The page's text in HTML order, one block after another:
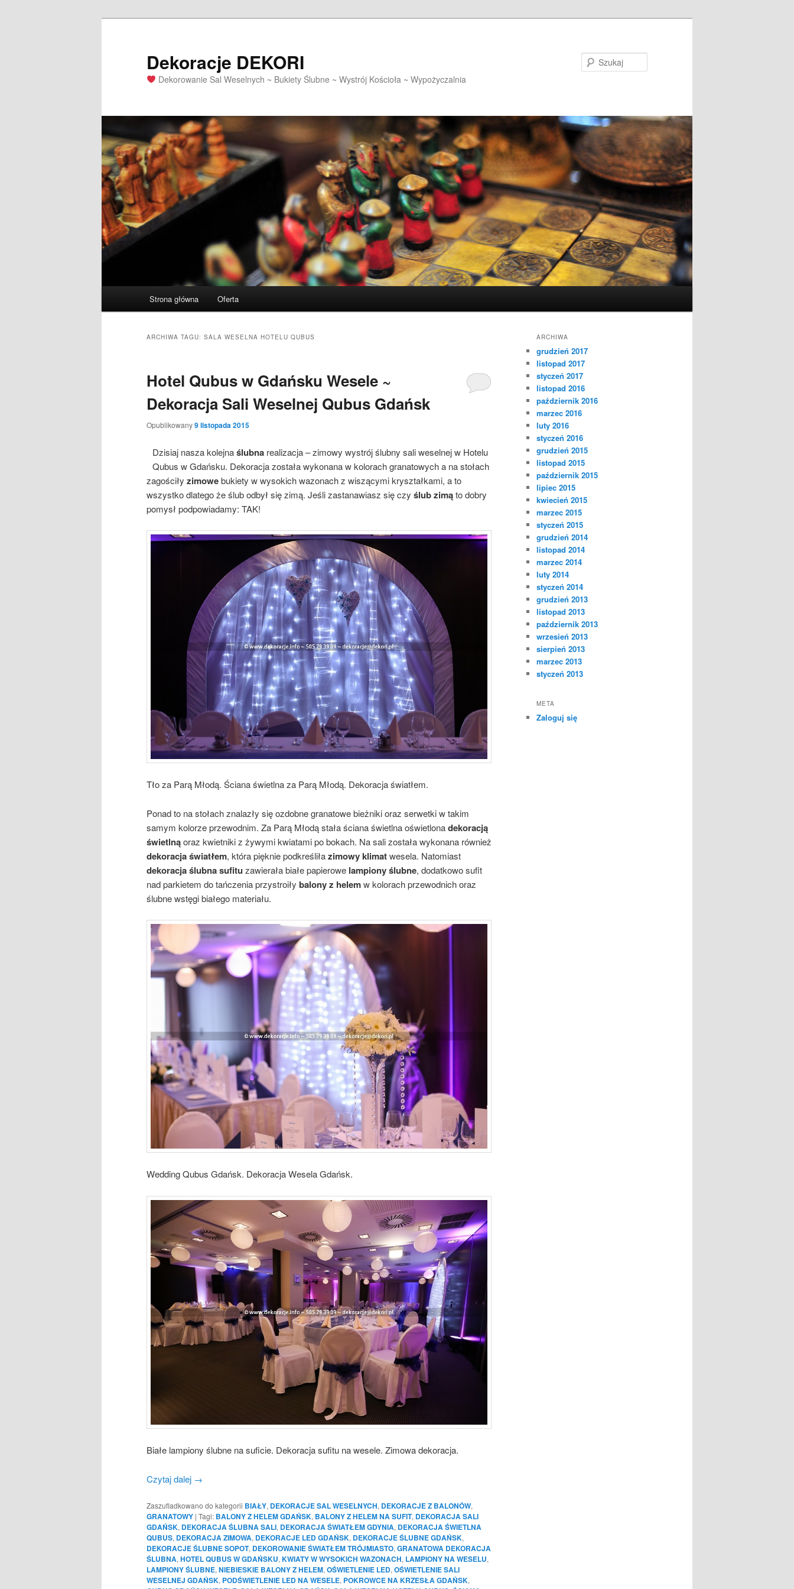
Dekoracje DEKORI
Dekorowanie Sal Weselnych ~ Bukiety Ślubne ~ Wystrój Kościoła ~ Wypożyczalnia
Przeskocz
Przeskocz
Strona główna Oferta
ARCHIWA TAGU: SALA WESELNA HOTELU QUBUS
Hotel Qubus w Gdańsku Wesele ~
Dekoracja Sali Weselnej Qubus Gdańsk
Opublikowany9 listopada 2015
Dzisiaj nasza kolejnaślubna realizacja – zimowy wystrój ślubny sali weselnej w Hotelu
Qubus w Gdańsku. Dekoracja została wykonana w kolorach granatowych a na stołach
zagościły zimowebukiety w wysokich wazonach z wiszącymi kryształkami, a to
wszystko dlatego że ślub odbył się zimą. Jeśli zastanawiasz się czy ślub zimąto dobry
pomysł podpowiadamy: TAK!
Tło za Parą Młodą. Ściana świetlna za Parą Młodą. Dekoracja światłem.
Ponad to na stołach znalazły się ozdobne granatowe bieżniki oraz serwetki w takim
samym kolorze przewodnim. Za Parą Młodą stała ściana świetlna oświetlonadekoracją
świetlnąoraz kwietniki z żywymi kwiatami po bokach. Na sali została wykonana również
dekoracja światłem, która pięknie podkreśliłazimowy klimatwesela. Natomiast
dekoracja ślubna sufitu zawierała białe papierowe lampiony ślubne, dodatkowo sufit
nad parkietem do tańczenia przystroiły balony z helemw kolorach przewodnich oraz
ślubne wstęgi białego materiału.
Wedding Qubus Gdańsk. Dekoracja Wesela Gdańsk.
Białe lampiony ślubne na suficie. Dekoracja sufitu na wesele. Zimowa dekoracja.
Czytaj dalej →
Zaszufladkowano do kategorii BIAŁY, DEKORACJE SAL WESELNYCH, DEKORACJE Z BALONÓW,
GRANATOWY | Tagi: BALONY Z HELEM GDAŃSK, BALONY Z HELEM NA SUFIT, DEKORACJA SALI
GDAŃSK, DEKORACJA ŚLUBNA SALI, DEKORACJA ŚWIATŁEM GDYNIA, DEKORACJA ŚWIETLNA
QUBUS, DEKORACJA ZIMOWA, DEKORACJE LED GDAŃSK, DEKORACJE ŚLUBNE GDAŃSK,
DEKORACJE ŚLUBNE SOPOT, DEKOROWANIE ŚWIATŁEM TRÓJMIASTO, GRANATOWA DEKORACJA
ŚLUBNA, HOTEL QUBUS W GDAŃSKU, KWIATY W WYSOKICH WAZONACH, LAMPIONY NA WESELU,
LAMPIONY ŚLUBNE, NIEBIESKIE BALONY Z HELEM, OŚWIETLENIE LED, OŚWIETLENIE SALI
WESELNEJ GDAŃSK, PODŚWIETLENIE LED NA WESELE, POKROWCE NA KRZESŁA GDAŃSK,
ARCHIWA
grudzień 2017
listopad 2017
styczeń 2017
listopad 2016
październik 2016
marzec 2016
luty 2016
styczeń 2016
grudzień 2015
listopad 2015
październik 2015
lipiec 2015
kwiecień 2015
marzec 2015
styczeń 2015
grudzień 2014
listopad 2014
marzec 2014
luty 2014
styczeń 2014
grudzień 2013
listopad 2013
październik 2013
wrzesień 2013
sierpień 2013
marzec 2013
styczeń 2013
META
Zaloguj się